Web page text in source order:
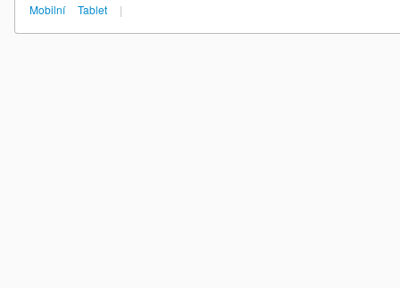
Mobilní
Tablet |